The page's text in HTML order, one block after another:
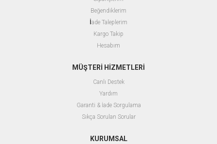
Beğendiklerim
İade Taleplerim
Kargo Takip
Hesabım
MÜŞTERİ HİZMETLERİ
Canlı Destek
Yardım
Garanti & İade Sorgulama
Sıkça Sorulan Sorular
KURUMSAL